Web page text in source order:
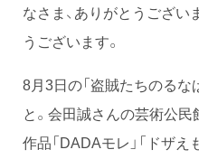
なさま、ありがとうござい
うございます。
8月3日の「盗賊たちのるな
と。会田誠さんの芸術公
作品「DADAモレ」「ドザ